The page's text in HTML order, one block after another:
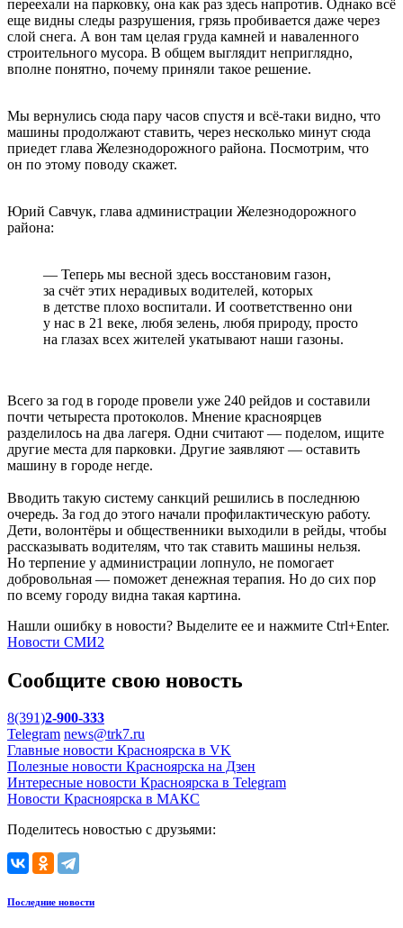
переехали на парковку, она как раз здесь напротив. Однако всё
еще видны следы разрушения, грязь пробивается даже через
слой снега. А вон там целая груда камней и наваленного
строительного мусора. В общем выглядит неприглядно,
вполне понятно, почему приняли такое решение.
Мы вернулись сюда пару часов спустя и всё-таки видно, что
машины продолжают ставить, через несколько минут сюда
приедет глава Железнодорожного района. Посмотрим, что
он по этому поводу скажет.
Юрий Савчук, глава администрации Железнодорожного
района:
— Теперь мы весной здесь восстановим газон,
за счёт этих нерадивых водителей, которых
в детстве плохо воспитали. И соответственно они
у нас в 21 веке, любя зелень, любя природу, просто
на глазах всех жителей укатывают наши газоны.
Всего за год в городе провели уже 240 рейдов и составили
почти четыреста протоколов. Мнение красноярцев
разделилось на два лагеря. Одни считают — поделом, ищите
другие места для парковки. Другие заявляют — оставить
машину в городе негде.
Вводить такую систему санкций решились в последнюю
очередь. За год до этого начали профилактическую работу.
Дети, волонтёры и общественники выходили в рейды, чтобы
рассказывать водителям, что так ставить машины нельзя.
Но терпение у администрации лопнуло, не помогает
добровольная — поможет денежная терапия. Но до сих пор
по всему городу видна такая картина.
Нашли ошибку в новости? Выделите ее и нажмите Ctrl+Enter.
Новости СМИ2
Сообщите свою новость
8(391)2-900-333
Telegram news@trk7.ru
Главные новости Красноярска в VK
Полезные новости Красноярска на Дзен
Интересные новости Красноярска в Telegram
Новости Красноярска в МАКС
Поделитесь новостью с друзьями:
Последние новости